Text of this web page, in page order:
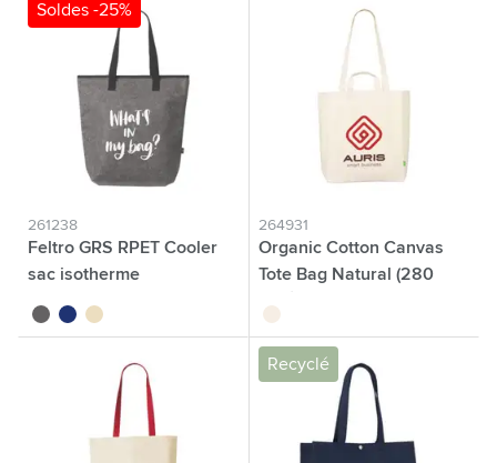
Soldes -25%
261238
Feltro GRS RPET Cooler
sac isotherme
gris bleu beige
264931
Organic Cotton Canvas
Tote Bag Natural (280
écru
Recyclé